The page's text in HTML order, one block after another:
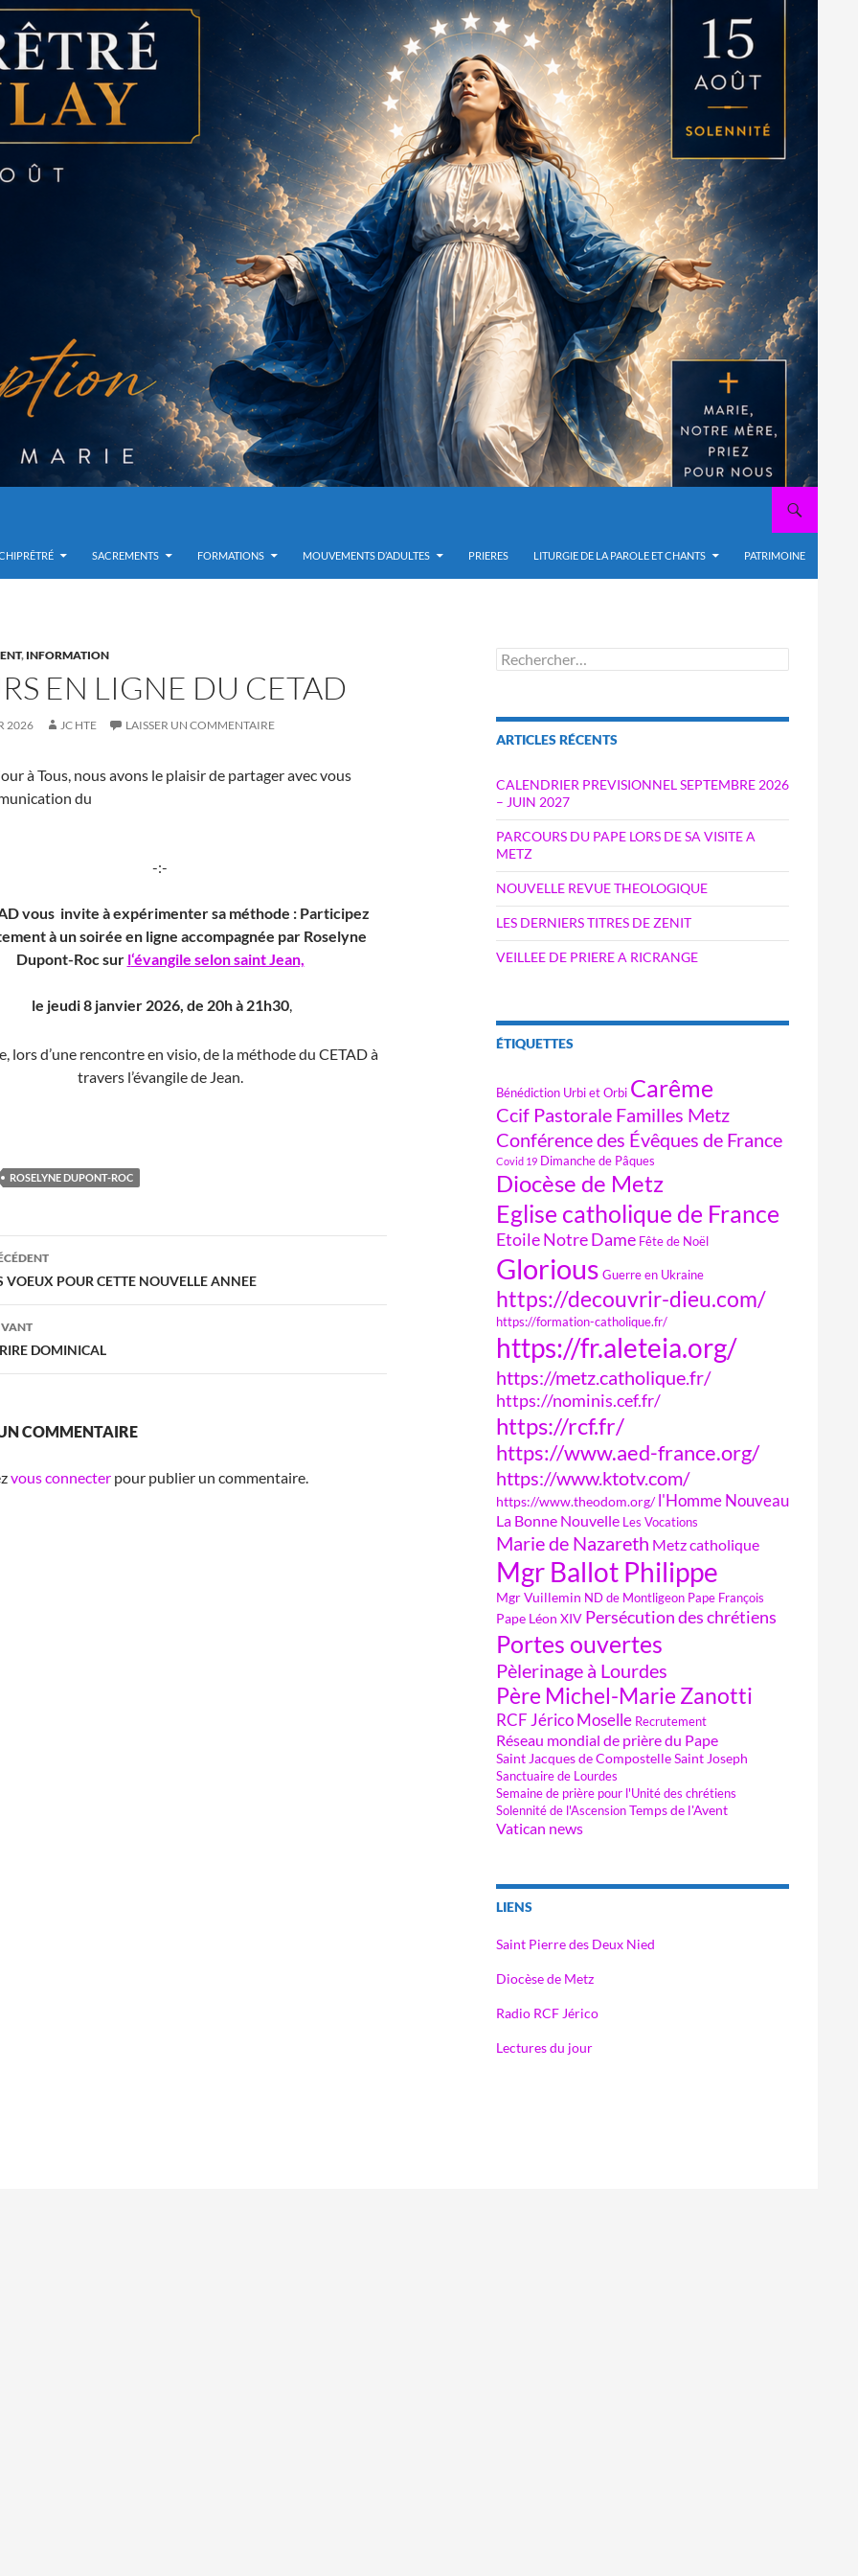
SACREMENTS FORMATIONS MOUVEMENTS D’ADULTES PRIERES LITURGIE DE LA PAROLE ET CHANTS PATRIMOINE
, INFORMATION
EN LIGNE DU CETAD
2026 JC HTE LAISSER UN COMMENTAIRE
à Tous, nous avons le plaisir de partager avec vous
du
-:-
vous invite à expérimenter sa méthode : Participez
à un soirée en ligne accompagnée par Roselyne
Dupont-Roc sur l‘évangile selon saint Jean,
le jeudi 8 janvier 2026, de 20h à 21h30,
lors d’une rencontre en visio, de la méthode du CETAD à
travers l’évangile de Jean.
ROSELYNE DUPONT-ROC
VOEUX POUR CETTE NOUVELLE ANNEE
DOMINICAL
COMMENTAIRE
vous connecter pour publier un commentaire.
Rechercher :
ARTICLES RÉCENTS
CALENDRIER PREVISIONNEL SEPTEMBRE 2026
– JUIN 2027
PARCOURS DU PAPE LORS DE SA VISITE A
METZ
NOUVELLE REVUE THEOLOGIQUE
LES DERNIERS TITRES DE ZENIT
VEILLEE DE PRIERE A RICRANGE
ÉTIQUETTES
Bénédiction Urbi et Orbi Carême
Ccif Pastorale Familles Metz
Conférence des Évêques de France
Covid 19 Dimanche de Pâques
Diocèse de Metz
Eglise catholique de France
Etoile Notre Dame Fête de Noël
Glorious Guerre en Ukraine
https://decouvrir-dieu.com/
https://formation-catholique.fr/
https://fr.aleteia.org/
https://metz.catholique.fr/
https://nominis.cef.fr/
https://rcf.fr/
https://www.aed-france.org/
https://www.ktotv.com/
https://www.theodom.org/ l'Homme Nouveau
La Bonne Nouvelle Les Vocations
Marie de Nazareth Metz catholique
Mgr Ballot Philippe
Mgr Vuillemin ND de Montligeon Pape François
Pape Léon XIV Persécution des chrétiens
Portes ouvertes
Pèlerinage à Lourdes
Père Michel-Marie Zanotti
RCF Jérico Moselle Recrutement
Réseau mondial de prière du Pape
Saint Jacques de CompostelleSaint Joseph
Sanctuaire de Lourdes
Semaine de prière pour l'Unité des chrétiens
Solennité de l'AscensionTemps de l'Avent
Vatican news
LIENS
Saint Pierre des Deux Nied
Diocèse de Metz
Radio RCF Jérico
Lectures du jour